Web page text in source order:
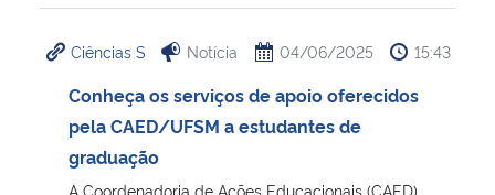
Ciências S Notícia 04/06/2025 15:43
Conheça os serviços de apoio oferecidos
pela CAED/UFSM a estudantes de
graduação
A Coordenadoria de Ações Educacionais (CAED),